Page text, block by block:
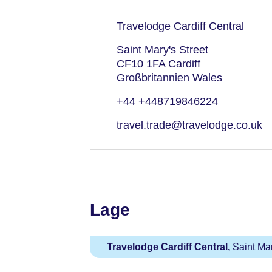
Travelodge Cardiff Central
Saint Mary's Street
CF10 1FA Cardiff
Großbritannien Wales
+44 +448719846224
travel.trade@travelodge.co.uk
Lage
Travelodge Cardiff Central, Saint